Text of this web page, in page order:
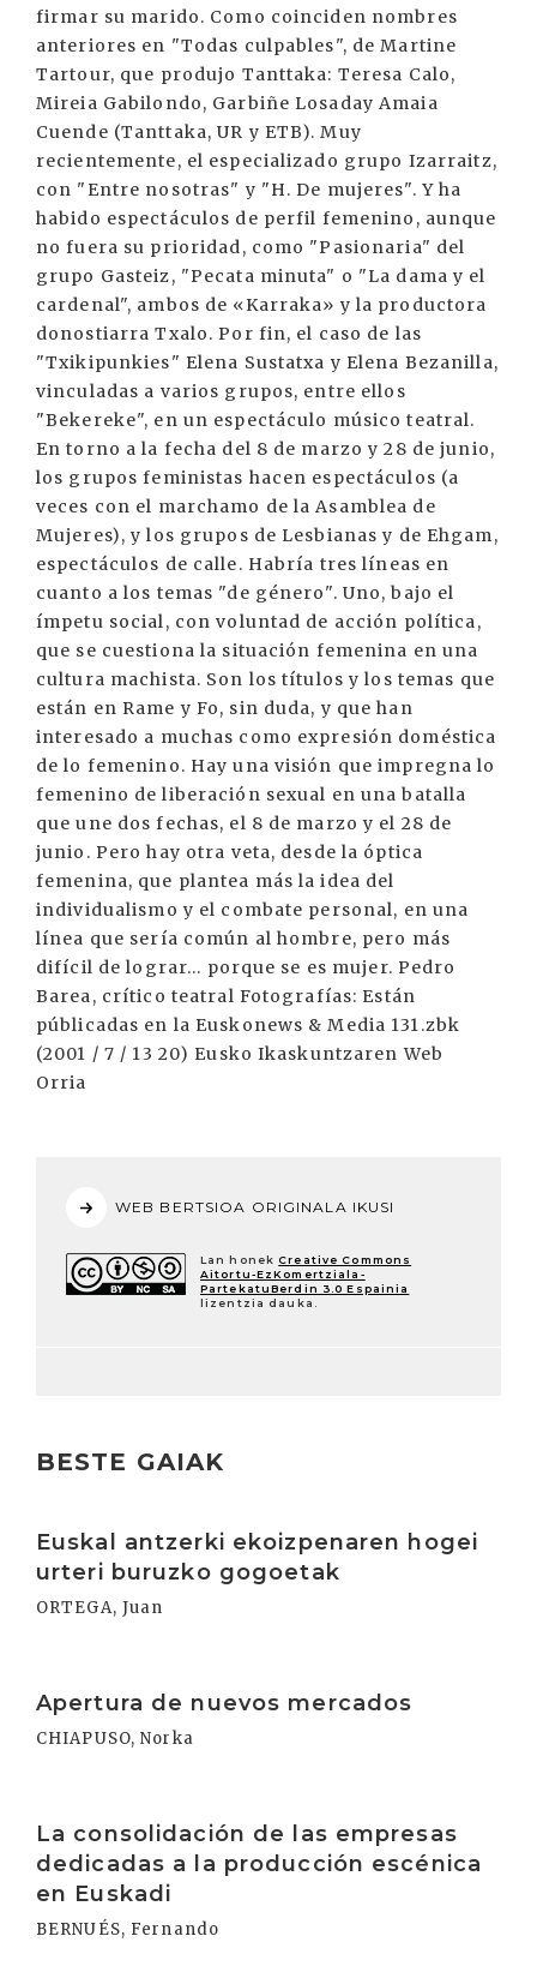
WEB BERTSIOA ORIGINALA IKUSI
Lan honek Creative Commons
Aitortu-EzKomertziala-
PartekatuBerdin 3.0 Espainia
lizentzia dauka.
BESTE GAIAK
Euskal antzerki ekoizpenaren hogei
urteri buruzko gogoetak
ORTEGA, Juan
Apertura de nuevos mercados
CHIAPUSO, Norka
La consolidación de las empresas
dedicadas a la producción escénica
en Euskadi
BERNUÉS, Fernando